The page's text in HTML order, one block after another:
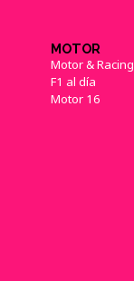
MOTOR
Motor & Racing
F1 al día
Motor 16